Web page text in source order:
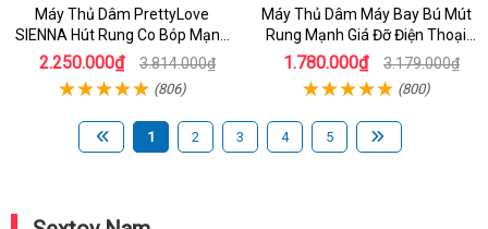
Máy Thủ Dâm PrettyLove
SIENNA Hút Rung Co Bóp Mạnh
Mẽ Nam
2.250.000₫ 3.814.000₫
(806)
Máy Thủ Dâm Máy Bay Bú Mút
Rung Mạnh Giá Đỡ Điện Thoại
Chính Hãng
1.780.000₫ 3.179.000₫
(800)
1 2 3 4 5